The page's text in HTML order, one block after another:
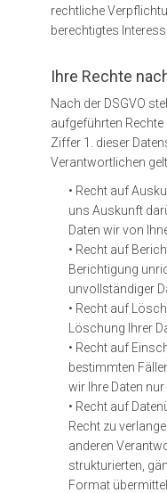
rechtliche
berechtigtes
Ihre Rechte
Nach der DSGVO
aufgeführten Rechte
Ziffer 1. dieser
Verantwortlichen
• Recht auf
uns Auskunft
Daten wir von
• Recht auf
Berichtigung
unvollständiger
• Recht auf
Löschung Ihrer
• Recht auf
bestimmten
wir Ihre Daten
• Recht auf
Recht zu
anderen
strukturierten,
Format